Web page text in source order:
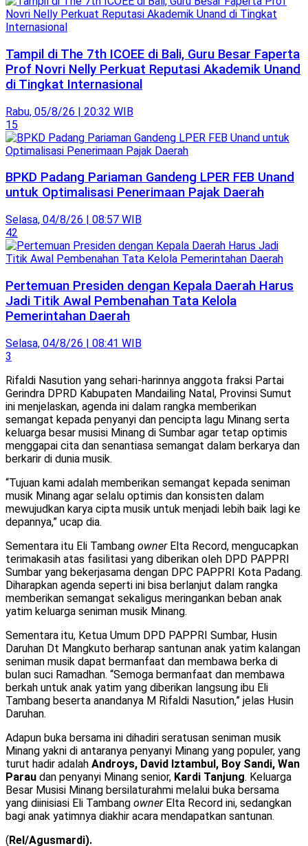
Tampil di The 7th ICOEE di Bali, Guru Besar Faperta
Prof Novri Nelly Perkuat Reputasi Akademik Unand
di Tingkat Internasional
Rabu, 05/8/26 | 20:32 WIB
15
BPKD Padang Pariaman Gandeng LPER FEB Unand
untuk Optimalisasi Penerimaan Pajak Daerah
Selasa, 04/8/26 | 08:57 WIB
42
Pertemuan Presiden dengan Kepala Daerah Harus
Jadi Titik Awal Pembenahan Tata Kelola
Pemerintahan Daerah
Selasa, 04/8/26 | 08:41 WIB
3
Rifaldi Nasution yang sehari-harinnya anggota fraksi Partai
Gerindra DPRD Kabupaten Mandailing Natal, Provinsi Sumut
ini menjelaskan, agenda ini dalam rangka memberikan
semangat kepada penyanyi dan pencipta lagu Minang serta
keluarga besar musisi Minang di Sumbar agar tetap optimis
menggapai cita dan senantiasa semangat dalam berkarya dan
berkarir di dunia musik.
“Tujuan kami adalah memberikan semangat kepada seniman
musik Minang agar selalu optimis dan konsisten dalam
mewujudkan karya cipta musik untuk menjadi lebih baik lagi ke
depannya,” ucap dia.
Sementara itu Eli Tambang ownerElta Record, mengucapkan
terimakasih atas fasilitasi yang diberikan oleh DPD PAPPRI
Sumbar yang bekerjasama dengan DPC PAPPRI Kota Padang.
Diharapkan agenda seperti ini bisa berlanjut dalam rangka
memberikan semangat sekaligus meringankan beban anak
yatim keluarga seniman musik Minang.
Sementara itu, Ketua Umum DPD PAPPRI Sumbar, Husin
Daruhan Dt Mangkuto berharap santunan anak yatim kalangan
seniman musik dapat bermanfaat dan membawa berka di
bulan suci Ramadhan. “Semoga bermanfaat dan membawa
berkah untuk anak yatim yang diberikan langsung ibu Eli
Tambang beserta anandanya M Rifaldi Nasution,” jelas Husin
Daruhan.
Adapun buka bersama ini dihadiri seratusan seniman musik
Minang yakni di antaranya penyanyi Minang yang populer, yang
turut hadir adalah Androys, David Iztambul, Boy Sandi, Wan
Parau dan penyanyi Minang senior, Kardi Tanjung. Keluarga
Besar Musisi Minang bersilaturahmi melalui buka bersama
yang diinisiasi Eli Tambang ownerElta Record ini, sedangkan
bagi anak yatimnya diakhir acara mendapatkan santunan.
(Rel/Agusmardi).